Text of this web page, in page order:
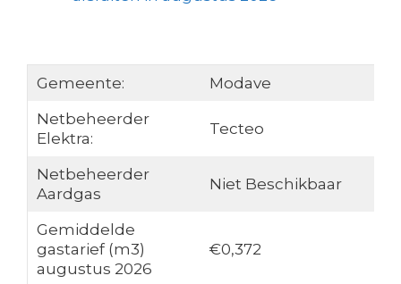
Gemeente:
Modave
Netbeheerder
Elektra:
Tecteo
Netbeheerder
Aardgas
Niet Beschikbaar
Gemiddelde
gastarief (m3)
augustus 2026
€0,372